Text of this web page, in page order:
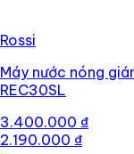
Rossi
Máy nước nóng
REC30SL
3.400.000 ₫
2.190.000 ₫